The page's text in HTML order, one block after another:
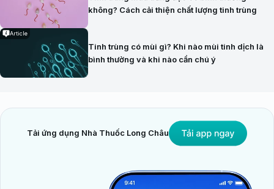
không? Cách cải thiện chất lượng tinh trùng
Article
Tinh trùng có mùi gì? Khi nào mùi tinh dịch là
bình thường và khi nào cần chú ý
Tải ứng dụng Nhà Thuốc Long Châu